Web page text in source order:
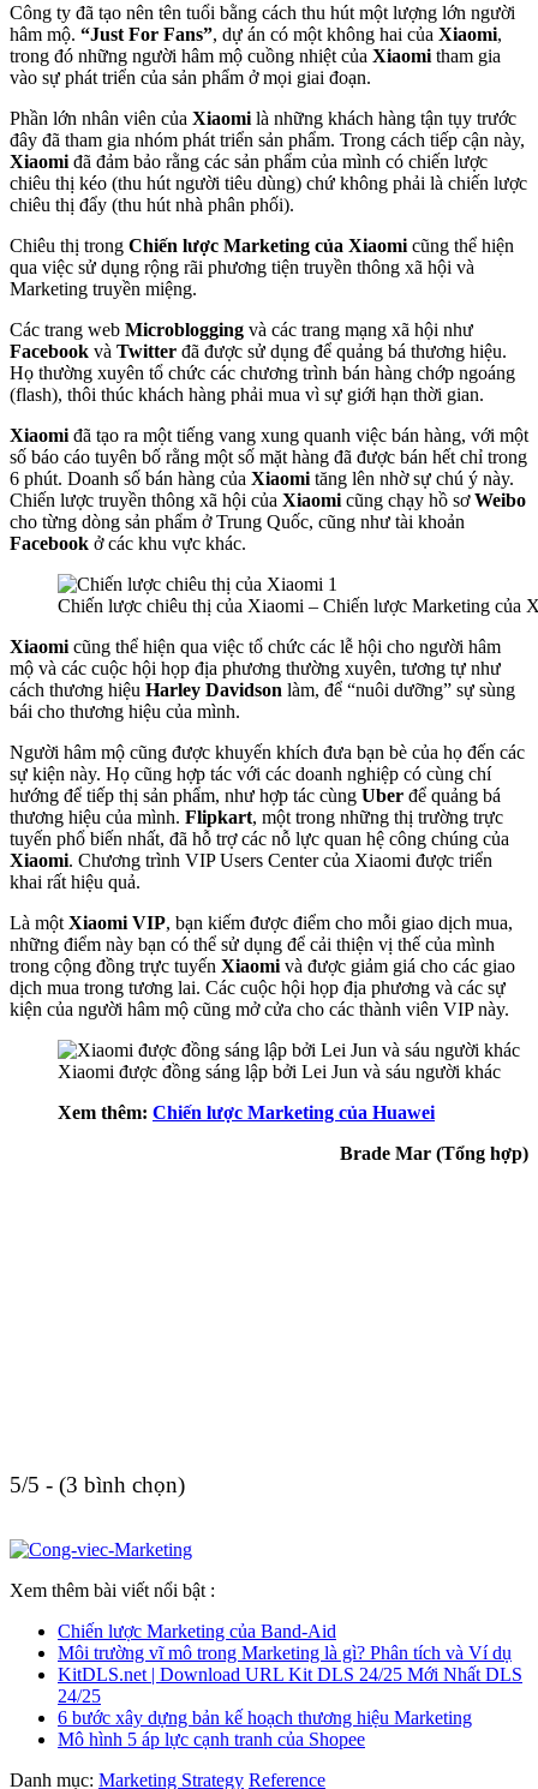
Công ty đã tạo nên tên tuổi bằng cách thu hút một lượng lớn người
hâm mộ. “Just For Fans”, dự án có một không hai của Xiaomi,
trong đó những người hâm mộ cuồng nhiệt của Xiaomi tham gia
vào sự phát triển của sản phẩm ở mọi giai đoạn.
Phần lớn nhân viên của Xiaomi là những khách hàng tận tụy trước
đây đã tham gia nhóm phát triển sản phẩm. Trong cách tiếp cận này,
Xiaomi đã đảm bảo rằng các sản phẩm của mình có chiến lược
chiêu thị kéo (thu hút người tiêu dùng) chứ không phải là chiến lược
chiêu thị đẩy (thu hút nhà phân phối).
Chiêu thị trong Chiến lược Marketing của Xiaomi cũng thể hiện
qua việc sử dụng rộng rãi phương tiện truyền thông xã hội và
Marketing truyền miệng.
Các trang web Microblogging và các trang mạng xã hội như
Facebook và Twitter đã được sử dụng để quảng bá thương hiệu.
Họ thường xuyên tổ chức các chương trình bán hàng chớp ngoáng
(flash), thôi thúc khách hàng phải mua vì sự giới hạn thời gian.
Xiaomi đã tạo ra một tiếng vang xung quanh việc bán hàng, với một
số báo cáo tuyên bố rằng một số mặt hàng đã được bán hết chỉ trong
6 phút. Doanh số bán hàng của Xiaomi tăng lên nhờ sự chú ý này.
Chiến lược truyền thông xã hội của Xiaomi cũng chạy hồ sơWeibo
cho từng dòng sản phẩm ở Trung Quốc, cũng như tài khoản
Facebook ở các khu vực khác.
Chiến lược chiêu thị của Xiaomi – Chiến lược Marketing của
Xiaomi cũng thể hiện qua việc tổ chức các lễ hội cho người hâm
mộ và các cuộc hội họp địa phương thường xuyên, tương tự như
cách thương hiệu Harley Davidson làm, để “nuôi dưỡng” sự sùng
bái cho thương hiệu của mình.
Người hâm mộ cũng được khuyến khích đưa bạn bè của họ đến các
sự kiện này. Họ cũng hợp tác với các doanh nghiệp có cùng chí
hướng để tiếp thị sản phẩm, như hợp tác cùng Uber để quảng bá
thương hiệu của mình. Flipkart, một trong những thị trường trực
tuyến phổ biến nhất, đã hỗ trợ các nỗ lực quan hệ công chúng của
Xiaomi. Chương trình VIP Users Center của Xiaomi được triển
khai rất hiệu quả.
Là một Xiaomi VIP, bạn kiếm được điểm cho mỗi giao dịch mua,
những điểm này bạn có thể sử dụng để cải thiện vị thế của mình
trong cộng đồng trực tuyến Xiaomi và được giảm giá cho các giao
dịch mua trong tương lai. Các cuộc hội họp địa phương và các sự
kiện của người hâm mộ cũng mở cửa cho các thành viên VIP này.
Xiaomi được đồng sáng lập bởi Lei Jun và sáu người khác
Xem thêm: Chiến lược Marketing của Huawei
Brade Mar (Tổng hợp)
5/5 - (3 bình chọn)
Xem thêm bài viết nổi bật :
Chiến lược Marketing của Band-Aid
Môi trường vĩ mô trong Marketing là gì? Phân tích và Ví dụ
KitDLS.net | Download URL Kit DLS 24/25 Mới Nhất DLS
24/25
6 bước xây dựng bản kế hoạch thương hiệu Marketing
Mô hình 5 áp lực cạnh tranh của Shopee
Danh mục: Marketing Strategy Reference